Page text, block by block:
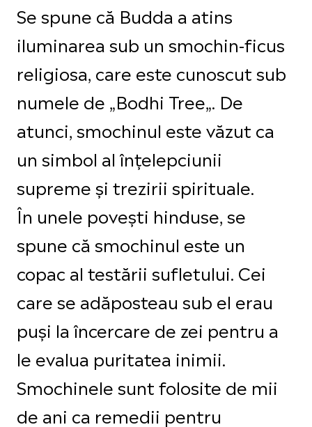
Se spune că Budda a atins
iluminarea sub un smochin-ficus
religiosa, care este cunoscut sub
numele de „Bodhi Tree„. De
atunci, smochinul este văzut ca
un simbol al înțelepciunii
supreme și trezirii spirituale.
În unele povești hinduse, se
spune că smochinul este un
copac al testării sufletului. Cei
care se adăposteau sub el erau
puși la încercare de zei pentru a
le evalua puritatea inimii.
Smochinele sunt folosite de mii
de ani ca remedii pentru